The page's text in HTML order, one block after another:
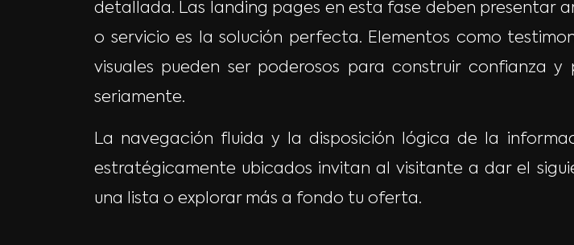
detallada. Las landing pages en esta fase deben presentar
o servicio es la solución perfecta. Elementos como
visuales pueden ser poderosos para construir confianza
seriamente.
La navegación fluida y la disposición lógica de la
estratégicamente ubicados invitan al visitante a dar el
una lista o explorar más a fondo tu oferta.